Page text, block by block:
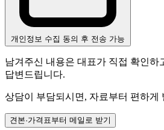
개인정보 수집 동의 후 전송 가능
남겨주신 내용은 대표가 직접 확인하
답변드립니다.
상담이 부담되시면, 자료부터 편하게
견본·가격표부터 메일로 받기